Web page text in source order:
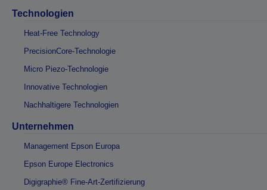
Technologien
Heat-Free Technology
PrecisionCore-Technologie
Micro Piezo-Technologie
Innovative Technologien
Nachhaltigere Technologien
Unternehmen
Management Epson Europa
Epson Europe Electronics
Digigraphie® Fine-Art-Zertifizierung